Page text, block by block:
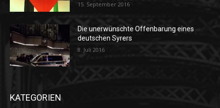
15. September 2016
Die unerwünschte Offenbarung eines
deutschen Syrers
8. Juli 2016
KATEGORIEN